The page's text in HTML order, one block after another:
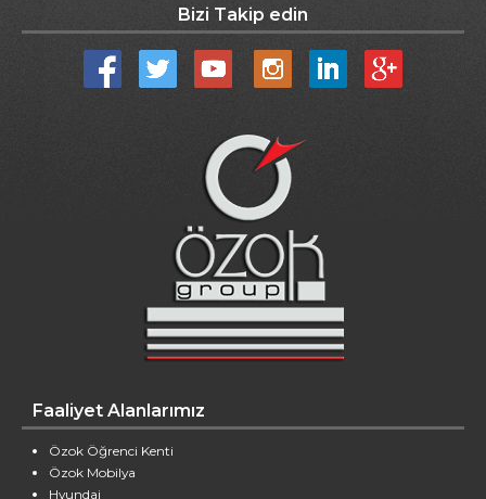
Bizi Takip edin
Faaliyet Alanlarımız
Özok Öğrenci Kenti
Özok Mobilya
Hyundai